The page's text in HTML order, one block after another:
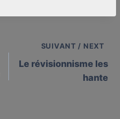
SUIVANT / NEXT
Le révisionnisme les
hante